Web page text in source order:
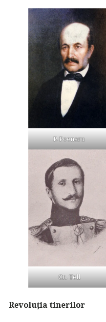
P. Poenaru
Ch. Tell
Revoluția tinerilor